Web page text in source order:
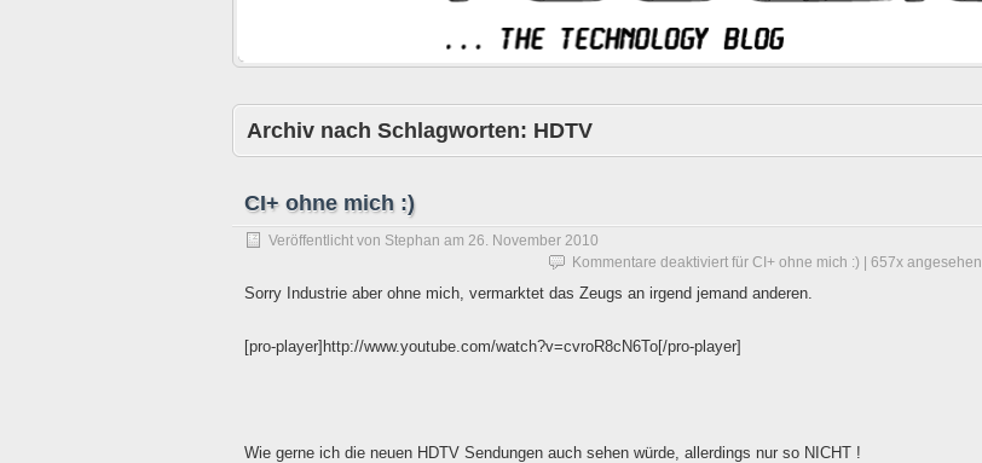
Archiv nach Schlagworten: HDTV
CI+ ohne mich :)
Veröffentlicht von Stephan am 26. November 2010
Kommentare deaktiviert für CI+ ohne mich :) | 657x angesehen
Sorry Industrie aber ohne mich, vermarktet das Zeugs an irgend jemand anderen.
[pro-player]http://www.youtube.com/watch?v=cvroR8cN6To[/pro-player]
Wie gerne ich die neuen HDTV Sendungen auch sehen würde, allerdings nur so NICHT !